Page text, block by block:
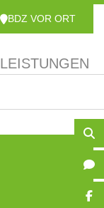
BDZ VOR ORT
LEISTUNGEN